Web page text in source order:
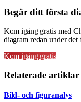
Begär ditt första
Kom igång gratis med
diagram redan under
Kom igång gratis
Relaterade artiklar
Bild- och figuranalys